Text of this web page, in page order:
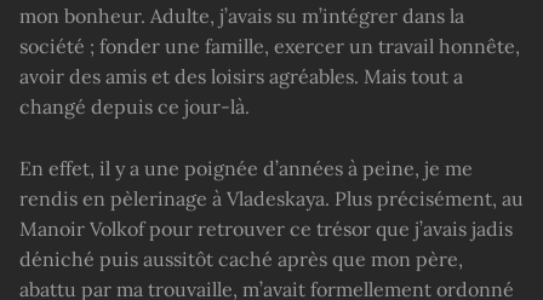
mon bonheur. Adulte, j’avais su m’intégrer dans la
société ; fonder une famille, exercer un travail honnête,
avoir des amis et des loisirs agréables. Mais tout a
changé depuis ce jour-là.
En effet, il y a une poignée d’années à peine, je me
rendis en pèlerinage à Vladeskaya. Plus précisément, au
Manoir Volkof pour retrouver ce trésor que j’avais jadis
déniché puis aussitôt caché après que mon père,
abattu par ma trouvaille, m’avait formellement ordonné